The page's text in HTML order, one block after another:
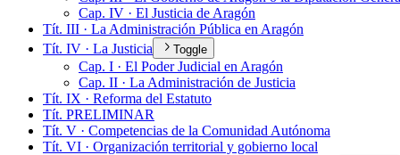
Cap. IV · El Justicia de Aragón
Tít. III · La Administración Pública en Aragón
Tít. IV · La Justicia
Toggle
Cap. I · El Poder Judicial en Aragón
Cap. II · La Administración de Justicia
Tít. IX · Reforma del Estatuto
Tít. PRELIMINAR
Tít. V · Competencias de la Comunidad Autónoma
Tít. VI · Organización territorial y gobierno local